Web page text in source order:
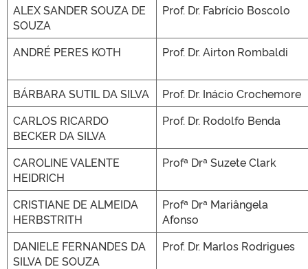
ALEX SANDER SOUZA DE
SOUZA
Prof. Dr. Fabrício Boscolo
ANDRÉ PERES KOTH Prof. Dr. Airton Rombaldi
BÁRBARA SUTIL DA SILVA
Prof. Dr. Inácio Crochemore
CARLOS RICARDO
BECKER DA SILVA
Prof. Dr. Rodolfo Benda
CAROLINE VALENTE
HEIDRICH
Profª Drª Suzete Clark
CRISTIANE DE ALMEIDA
HERBSTRITH
Profª Drª Mariângela
Afonso
DANIELE FERNANDES DA
SILVA DE SOUZA
Prof. Dr. Marlos Rodrigues